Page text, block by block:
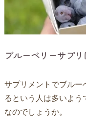
ブルーベリーサプ
サプリメントでブル
るという人は多いよ
なのでしょうか。